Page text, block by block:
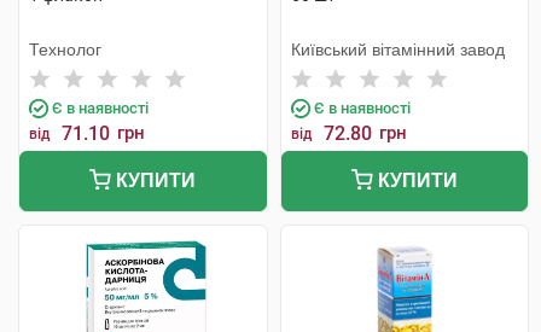
Технолог
Є в наявності
від 71.10 грн
КУПИТИ
Київський вітамінний завод
Є в наявності
від 72.80 грн
КУПИТИ